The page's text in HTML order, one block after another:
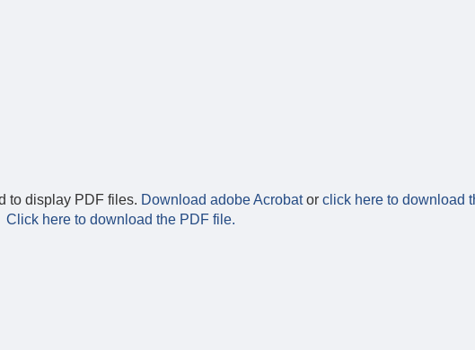
to display PDF files. Download adobe Acrobator click here to download
Click here to download the PDF file.